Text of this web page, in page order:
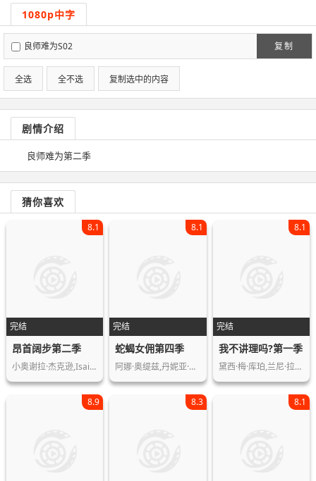
1080p中字
复制
良师难为S02
全选 全不选 复制选中的内容
剧情介绍
良师难为第二季
猜你喜欢
完结
8.1
昂首阔步第二季
小奥谢拉·杰克逊,Isaiah,Hill,Sh…
完结
8.1
蛇蝎女佣第四季
阿娜·奥缇兹,丹妮亚·拉米雷兹,朱迪·…
完结
8.1
我不讲理吗?第一季
黛西·梅·库珀,兰尼·拉什,赛琳·希兹…
8.9 8.3 8.1